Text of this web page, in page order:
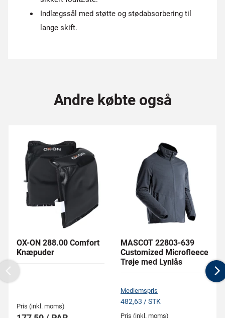
Indlægssål med støtte og stødabsorbering til
lange skift.
Andre købte også
OX-ON 288.00 Comfort
Knæpuder
Pris (inkl. moms)
MASCOT 22803-639
Customized Microfleece
Trøje med Lynlås
Medlemspris
482,63 / STK
Pris (inkl. moms)
Previous